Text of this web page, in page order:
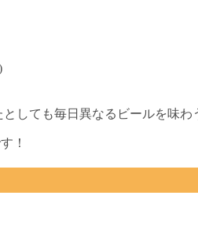
しても毎日異なるビールを味わ
！